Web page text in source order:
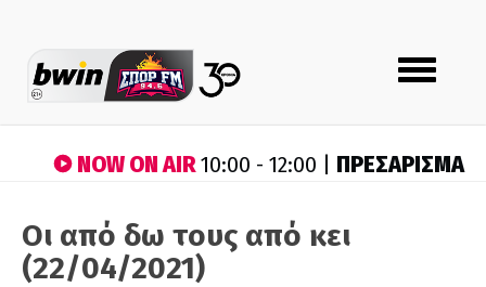
Toggle
navigation
NOW ON AIR10:00 - 12:00 | ΠΡΕΣΑΡΙΣΜΑ
Οι από δω τους από κει
(22/04/2021)